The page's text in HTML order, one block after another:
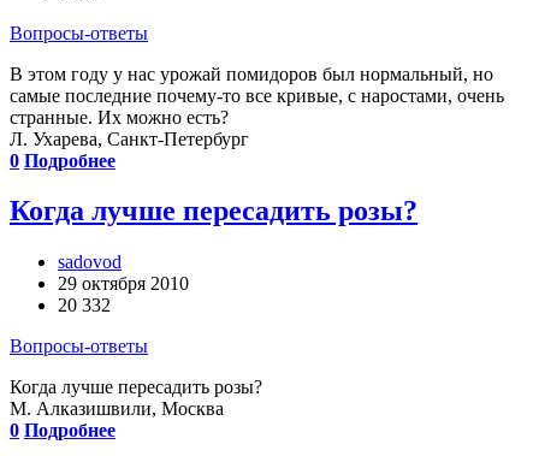
Вопросы-ответы
В этом году у нас урожай помидоров был нормальный, но
самые последние почему-то все кривые, с наростами, очень
странные. Их можно есть?
Л. Ухарева, Санкт-Петербург
0 Подробнее
Когда лучше пересадить розы?
sadovod
29 октября 2010
20 332
Вопросы-ответы
Когда лучше пересадить розы?
М. Алказишвили, Москва
0 Подробнее